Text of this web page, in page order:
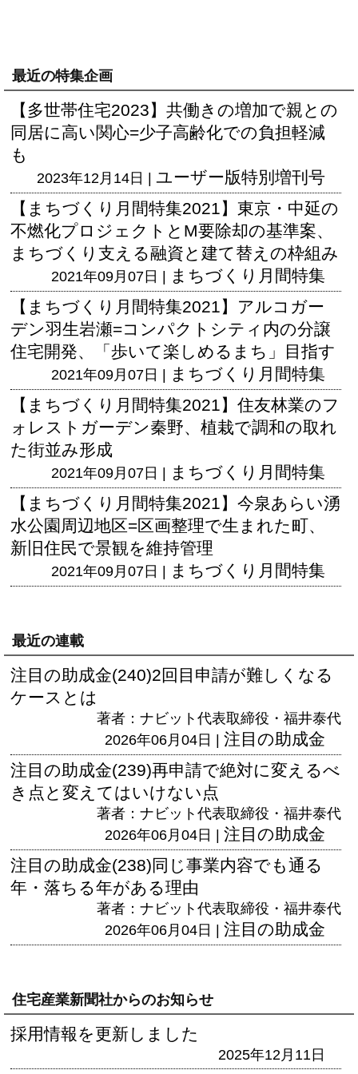
最近の特集企画
【多世帯住宅2023】共働きの増加で親との
同居に高い関心=少子高齢化での負担軽減
も
2023年12月14日 | ユーザー版特別増刊号
【まちづくり月間特集2021】東京・中延の
不燃化プロジェクトとM要除却の基準案、
まちづくり支える融資と建て替えの枠組み
2021年09月07日 | まちづくり月間特集
【まちづくり月間特集2021】アルコガー
デン羽生岩瀬=コンパクトシティ内の分譲
住宅開発、「歩いて楽しめるまち」目指す
2021年09月07日 | まちづくり月間特集
【まちづくり月間特集2021】住友林業のフ
ォレストガーデン秦野、植栽で調和の取れ
た街並み形成
2021年09月07日 | まちづくり月間特集
【まちづくり月間特集2021】今泉あらい湧
水公園周辺地区=区画整理で生まれた町、
新旧住民で景観を維持管理
2021年09月07日 | まちづくり月間特集
最近の連載
注目の助成金(240)2回目申請が難しくなる
ケースとは
著者：ナビット代表取締役・福井泰代
2026年06月04日 | 注目の助成金
注目の助成金(239)再申請で絶対に変えるべ
き点と変えてはいけない点
著者：ナビット代表取締役・福井泰代
2026年06月04日 | 注目の助成金
注目の助成金(238)同じ事業内容でも通る
年・落ちる年がある理由
著者：ナビット代表取締役・福井泰代
2026年06月04日 | 注目の助成金
住宅産業新聞社からのお知らせ
採用情報を更新しました
2025年12月11日